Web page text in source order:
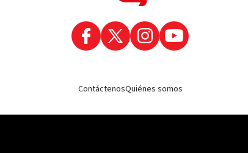
ContáctenosQuiénes somos